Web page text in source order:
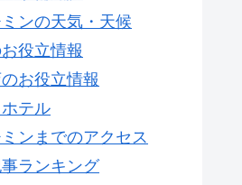
ンの天気・天候
役立情報
お役立情報
テル
ンまでのアクセス
ランキング